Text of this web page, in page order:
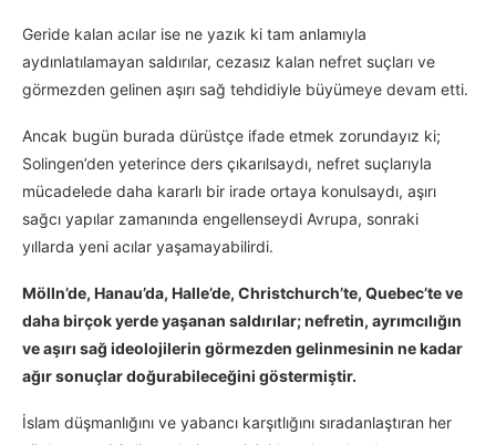
Geride kalan acılar ise ne yazık ki tam anlamıyla
aydınlatılamayan saldırılar, cezasız kalan nefret suçları ve
görmezden gelinen aşırı sağ tehdidiyle büyümeye devam etti.
Ancak bugün burada dürüstçe ifade etmek zorundayız ki;
Solingen’den yeterince ders çıkarılsaydı, nefret suçlarıyla
mücadelede daha kararlı bir irade ortaya konulsaydı, aşırı
sağcı yapılar zamanında engellenseydi Avrupa, sonraki
yıllarda yeni acılar yaşamayabilirdi.
Mölln’de, Hanau’da, Halle’de, Christchurch’te, Quebec’te ve
daha birçok yerde yaşanan saldırılar; nefretin, ayrımcılığın
ve aşırı sağ ideolojilerin görmezden gelinmesinin ne kadar
ağır sonuçlar doğurabileceğini göstermiştir.
İslam düşmanlığını ve yabancı karşıtlığını sıradanlaştıran her